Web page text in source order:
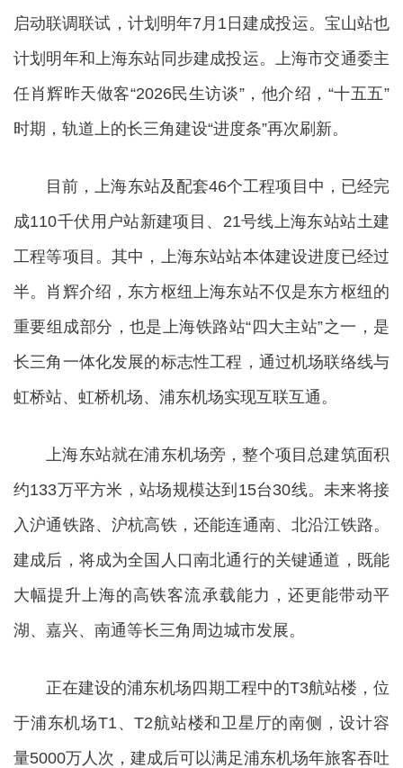
启动联调联试，计划明年7月1日建成投运。宝山站也
计划明年和上海东站同步建成投运。上海市交通委主
任肖辉昨天做客“2026民生访谈”，他介绍，“十五五”
时期，轨道上的长三角建设“进度条”再次刷新。
目前，上海东站及配套46个工程项目中，已经完
成110千伏用户站新建项目、21号线上海东站站土建
工程等项目。其中，上海东站站本体建设进度已经过
半。肖辉介绍，东方枢纽上海东站不仅是东方枢纽的
重要组成部分，也是上海铁路站“四大主站”之一，是
长三角一体化发展的标志性工程，通过机场联络线与
虹桥站、虹桥机场、浦东机场实现互联互通。
上海东站就在浦东机场旁，整个项目总建筑面积
约133万平方米，站场规模达到15台30线。未来将接
入沪通铁路、沪杭高铁，还能连通南、北沿江铁路。
建成后，将成为全国人口南北通行的关键通道，既能
大幅提升上海的高铁客流承载能力，还更能带动平
湖、嘉兴、南通等长三角周边城市发展。
正在建设的浦东机场四期工程中的T3航站楼，位
于浦东机场T1、T2航站楼和卫星厅的南侧，设计容
量5000万人次，建成后可以满足浦东机场年旅客吞吐